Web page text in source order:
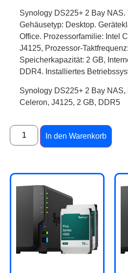
Synology DS225+ 2 Bay NAS.
Gehäusetyp: Desktop.
Office. Prozessorfamilie: Intel
J4125, Prozessor-
Speicherkapazität: 2 GB,
DDR4. Installiertes
Synology DS225+ 2 Bay NAS,
Celeron, J4125, 2 GB, DDR5
In den Warenkorb